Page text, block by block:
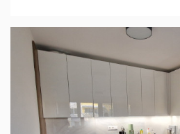
2 izbový zariadený byt Zelené
Vlčince s parkovaním